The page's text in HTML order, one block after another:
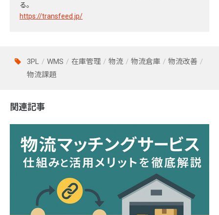
る。
https://transfeed.jp/
3PL WMS 在庫管理 物流 物流倉庫
物流改善
物流課題
関連記事